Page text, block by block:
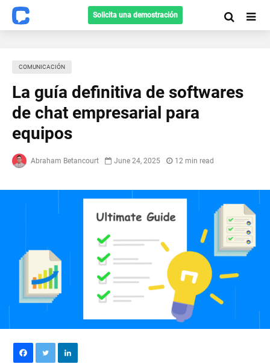
Solicita una demostración
COMUNICACIÓN
La guía definitiva de softwares
de chat empresarial para
equipos
Abraham Betancourt June 24, 2025 12 min read